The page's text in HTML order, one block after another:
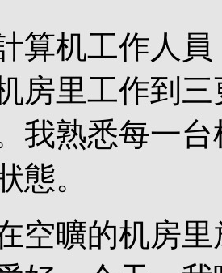
算机工作人
房里工作到
我熟悉每一
態。
空曠的机房